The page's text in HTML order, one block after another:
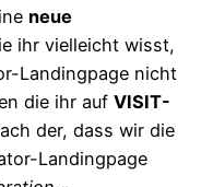
neue
ihr vielleicht wisst,
Landingpage nicht
die ihr auf VISIT-
der, dass wir die
Landingpage